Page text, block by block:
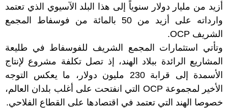
أزيد من مليار دولار سنوياً إلى هذا البلد الآسيوي الذي تعتمد
وارداته على أزيد من 50 بالمائة من فوسفاط المجمع
الشريف OCP.
وتأتي استثمارات المجمع الشريف للفوسفاط في طليعة
المشاريع الرائدة ببلاد الهند، إذ تصل تكلفة مشروع لإنتاج
الأسمدة إلى قرابة 230 مليون دولار، ما يعكس التوجه
الأخير لمجموعة OCP التي انفتحت على أغلب بلدان العالم،
خصوصا الهند التي تعتمد في اقتصادها على القطاع الفلاحي.